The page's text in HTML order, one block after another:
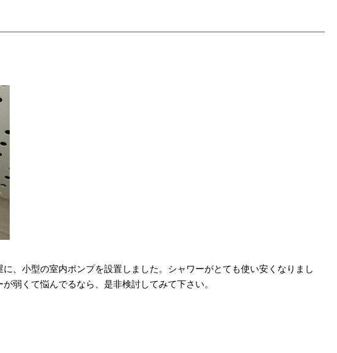
、小型の室内ポンプを設置しました。シャワーがとても使い安くなりまし
弱くて悩んでるなら、是非検討してみて下さい。